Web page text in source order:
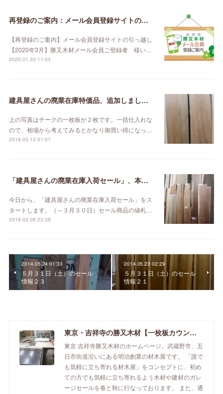
再登録のご案内：メール会員登録サイトの引っ越し【2020年3月】
【再登録のご案内】メール会員登録サイトの引っ越し
【2020年3月】勝又木材メール会員ご登録者 様い…
2020.01.30 11:03
建具屋さんの廃業在庫特価品、追加しました。
上の写真はチークの一枚板が２枚です。一括仕入れな
ので、相場から考えてみるとかなり御買い得になっ…
2019.03.13 01:07
「建具屋さんの廃業在庫入荷セール」、本日スタート！
今日から、「建具屋さんの廃業在庫入荷セール」をス
タートします。（～３月３０日）セール商品の値札…
2019.03.08 23:38
2014.05.24 01:33
５月３１日（土）のセール
情報２３
2014.05.23 02:29
５月３１日（土）のセール
情報２１
東京・吉祥寺の勝又木材【一枚板カウンター】
東京 吉祥寺勝又木材のホームページ。武蔵野市、五
日市街道沿いにある明治創業の材木屋です。 「誰で
も気軽に立ち寄れる材木屋」をコンセプトに、初め
ての方でも気軽に立ち寄れるよう木材や建材のガレ
ージセールを春と秋に行なっております。 また、通